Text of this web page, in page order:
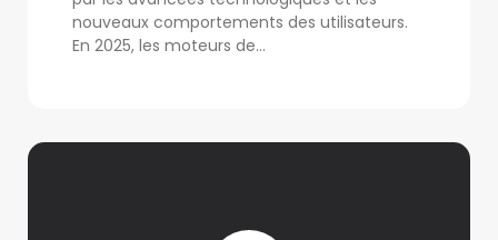
nouveaux comportements des utilisateurs.
En 2025, les moteurs de...